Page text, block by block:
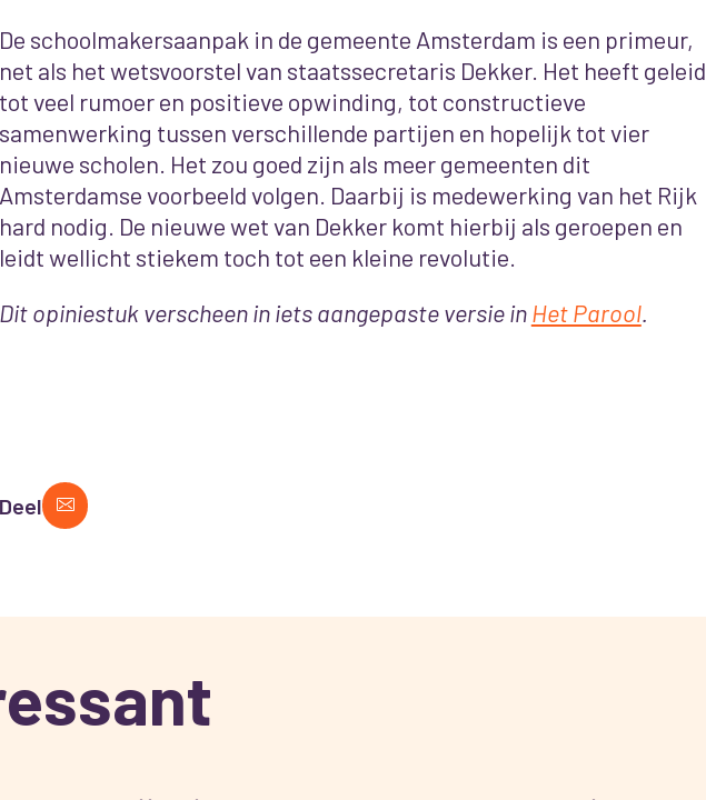
De schoolmakersaanpak in de gemeente Amsterdam is een primeur,
net als het wetsvoorstel van staatssecretaris Dekker. Het heeft geleid
tot veel rumoer en positieve opwinding, tot constructieve
samenwerking tussen verschillende partijen en hopelijk tot vier
nieuwe scholen. Het zou goed zijn als meer gemeenten dit
Amsterdamse voorbeeld volgen. Daarbij is medewerking van het Rijk
hard nodig. De nieuwe wet van Dekker komt hierbij als geroepen en
leidt wellicht stiekem toch tot een kleine revolutie.
Dit opiniestuk verscheen in iets aangepaste versie inHet Parool.
Deel